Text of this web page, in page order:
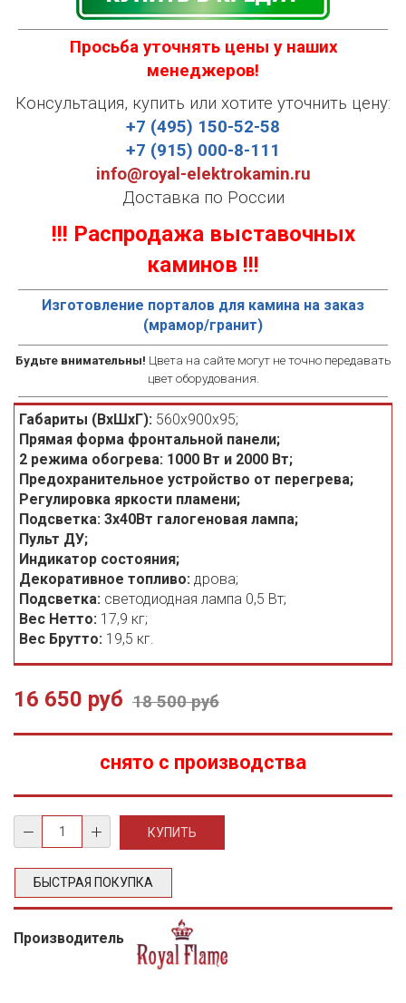
Просьба уточнять цены у наших
менеджеров!
Консультация, купить или хотите уточнить цену:
+7 (495) 150-52-58
+7 (915) 000-8-111
info@royal-elektrokamin.ru
Доставка по России
!!! Распродажа выставочных
каминов !!!
Изготовление порталов для камина на заказ
(мрамор/гранит)
Будьте внимательны! Цвета на сайте могут не точно передавать
цвет оборудования.
Габариты (ВхШхГ): 560x900x95;
Прямая форма фронтальной панели;
2 режима обогрева: 1000 Вт и 2000 Вт;
Предохранительное устройство от перегрева;
Регулировка яркости пламени;
Подсветка: 3х40Вт галогеновая лампа;
Пульт ДУ;
Индикатор состояния;
Декоративное топливо: дрова;
Подсветка: светодиодная лампа 0,5 Вт;
Вес Нетто: 17,9 кг;
Вес Брутто: 19,5 кг.
18 500 руб
16 650 руб
снято с производства
БЫСТРАЯ ПОКУПКА
Производитель